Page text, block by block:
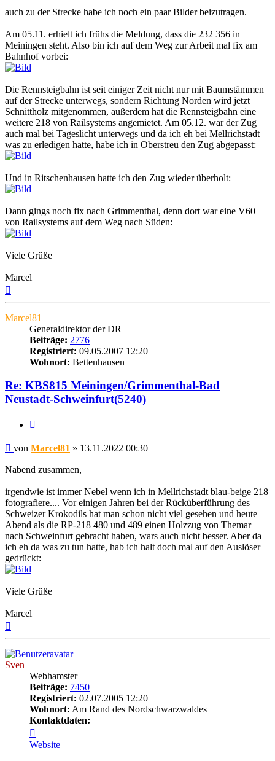
auch zu der Strecke habe ich noch ein paar Bilder beizutragen.
Am 05.11. erhielt ich frühs die Meldung, dass die 232 356 in
Meiningen steht. Also bin ich auf dem Weg zur Arbeit mal fix am
Bahnhof vorbei:
Die Rennsteigbahn ist seit einiger Zeit nicht nur mit Baumstämmen
auf der Strecke unterwegs, sondern Richtung Norden wird jetzt
Schnittholz mitgenommen, außerdem hat die Rennsteigbahn eine
weitere 218 von Railsystems angemietet. Am 05.12. war der Zug
auch mal bei Tageslicht unterwegs und da ich eh bei Mellrichstadt
was zu erledigen hatte, habe ich in Oberstreu den Zug abgepasst:
Und in Ritschenhausen hatte ich den Zug wieder überholt:
Dann gings noch fix nach Grimmenthal, denn dort war eine V60
von Railsystems auf dem Weg nach Süden:
Viele Grüße
Marcel
Marcel81
Generaldirektor der DR
Beiträge: 2776
Registriert: 09.05.2007 12:20
Wohnort: Bettenhausen
Re: KBS815 Meiningen/Grimmenthal-Bad
Neustadt-Schweinfurt(5240)
Beitrag
von Marcel81 » 13.11.2022 00:30
Nabend zusammen,
irgendwie ist immer Nebel wenn ich in Mellrichstadt blau-beige 218
fotografiere.... Vor einigen Jahren bei der Rücküberführung des
Schweizer Krokodils hat man schon nicht viel gesehen und heute
Abend als die RP-218 480 und 489 einen Holzzug von Themar
nach Schweinfurt gebracht haben, wars auch nicht besser. Aber da
ich eh da was zu tun hatte, hab ich halt doch mal auf den Auslöser
gedrückt:
Viele Grüße
Marcel
Sven
Webhamster
Beiträge: 7450
Registriert: 02.07.2005 12:20
Wohnort: Am Rand des Nordschwarzwaldes
Kontaktdaten:
von
Sven
Website